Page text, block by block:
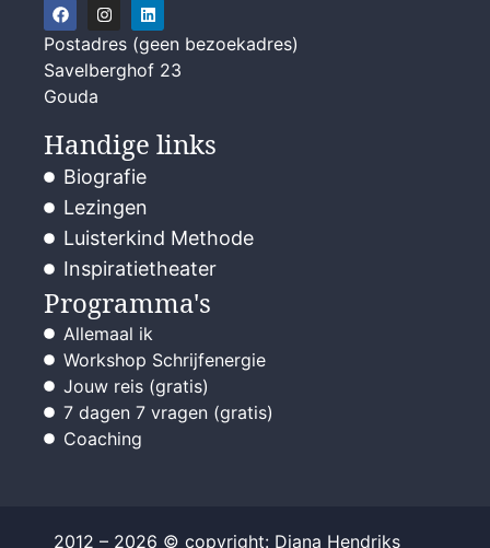
Postadres (geen bezoekadres)
Savelberghof 23
Gouda
Handige links
Biografie
Lezingen
Luisterkind Methode
Inspiratietheater
Programma's
Allemaal ik
Workshop Schrijfenergie
Jouw reis (gratis)
7 dagen 7 vragen (gratis)
Coaching
2012 – 2026 © copyright: Diana Hendriks